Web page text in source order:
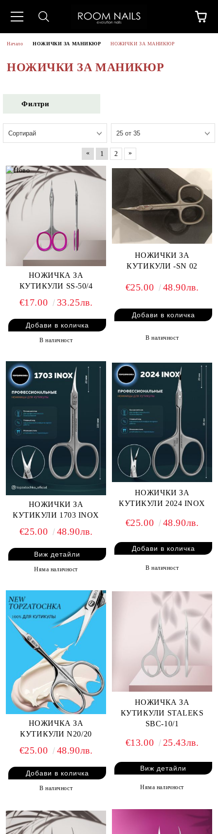
Начало НОЖИЧКИ ЗА МАНИКЮР НОЖИЧКИ ЗА МАНИКЮР
НОЖИЧКИ ЗА МАНИКЮР
Филтри
« 1 2 »
НОЖИЧКА ЗА
КУТИКУЛИ SS-50/4
€17.00 33.25лв.
В наличност
НОЖИЧКИ ЗА
КУТИКУЛИ -SN 02
€25.00 48.90лв.
В наличност
НОЖИЧКИ ЗА
КУТИКУЛИ 1703 INOX
€25.00 48.90лв.
Виж детайли
Няма наличност
НОЖИЧКИ ЗА
КУТИКУЛИ 2024 INOX
€25.00 48.90лв.
В наличност
НОЖИЧКА ЗА
КУТИКУЛИ N20/20
€25.00 48.90лв.
В наличност
НОЖИЧКА ЗА
КУТИКУЛИ STALEKS
SBC-10/1
€13.00 25.43лв.
Виж детайли
Няма наличност